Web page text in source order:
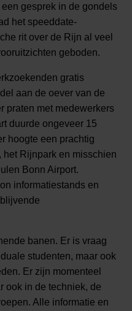
gesprek in de gondels
het speeddate-
rit over de Rijn al veel
geboden.
gratis
aan de oever van de
praten met medewerkers
duurde ongeveer 15
hoogte een prachtig
Rijnpark en misschien
Bonn Airport.
informatiestands en
banen. Er is vraag
studenten, maar ook
Er zijn momenteel
ook in de techniek, de
Alle informatie en